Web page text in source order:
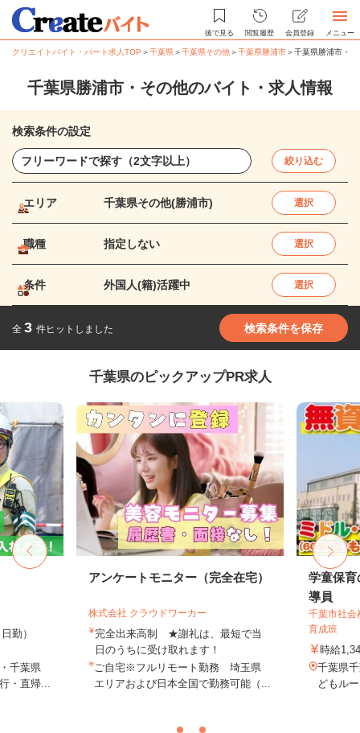
後で見る 閲覧履歴 会員登録 メニュー
クリエイトバイト・パート求人TOP ＞千葉県＞千葉県その他＞千葉県勝浦市＞千葉県勝浦市・
千葉県勝浦市・その他のバイト・求人情報
検索条件の設定
絞り込む
エリア 千葉県その他(勝浦市) 選択
職種 指定しない 選択
条件 外国人(籍)活躍中 選択
全 3 件ヒットしました 検索条件を保存
千葉県のピックアップPR求人
日勤）
千葉県
・直帰...
アンケートモニター（完全在宅）
株式会社 クラウドワーカー
完全出来高制 ★謝礼は、最短で当
日のうちに受け取れます！
ご自宅※フルリモート勤務 埼玉県
エリアおよび日本全国で勤務可能（...
学童保
導員
千葉市社
育成班
時給
千葉県
どもル